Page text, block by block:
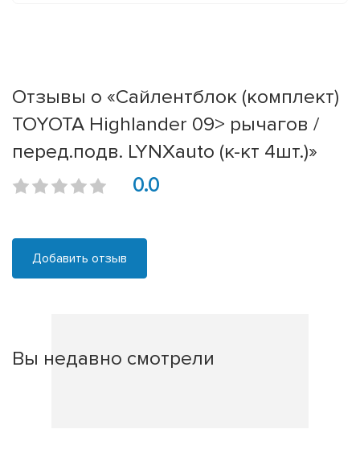
Отзывы о «Сайлентблок (комплект)
TOYOTA Highlander 09> рычагов /
перед.подв. LYNXauto (к-кт 4шт.)»
0.0
Добавить отзыв
Вы недавно смотрели